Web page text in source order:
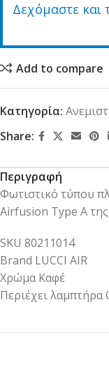
Δεχόμαστε και
Add to compare
Κατηγορία:
Share:
Περιγραφή
Φωτιστικό τύπου
Airfusion Type A
SKU 80211014
Brand LUCCI AIR
Χρώμα Καφέ
Περιέχει λαμπτήρα